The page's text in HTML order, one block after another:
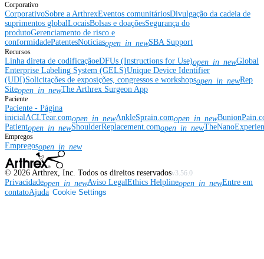
Corporativo
CorporativoSobre a ArthrexEventos comunitáriosDivulgação da cadeia de
suprimentos globalLocaisBolsas e doaçõesSegurança do
produtoGerenciamento de risco e
conformidadePatentesNotíciasopen_in_newSBA Support
Recursos
Linha direta de codificaçãoeDFUs (Instructions for Use)open_in_newGlobal
Enterprise Labeling System (GELS)Unique Device Identifier
(UDI)Solicitações de exposições, congressos e workshopsopen_in_newRep
Siteopen_in_newThe Arthrex Surgeon App
Paciente
Paciente - Página
inicialACLTear.comopen_in_newAnkleSprain.comopen_in_new
Patientopen_in_newShoulderReplacement.comopen_in_new
Empregos
Empregosopen_in_new
© 2026 Arthrex, Inc. Todos os direitos reservadosv3.56.0
Privacidadeopen_in_newAviso LegalEthics Helplineopen_in_newEntre em
contatoAjuda Cookie Settings